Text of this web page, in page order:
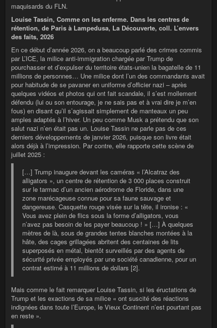
maquisards du FLN.
Louise Tassin, Comme on les enferme. Dans les centres de
rétention, de Paris à Lampedusa, La Découverte, coll. L’envers
des faits, 2026
En ce début d’année 2026, on a beaucoup parlé des crimes commis
par L’ICE, la milice anti-immigration chargée par Trump de
pourchasser et d’expulser du territoire états-unien la bagatelle de 11
millions de personnes… Une milice dont l’un des commandants avait
pour habitude de se pavaner en uniforme d’officier nazi – après
quelques vidéos et photos qui ont fait scandale, il s’est mollement
défendu (lui ou son entourage, je ne sais pas et à vrai dire je m’en
fous) en disant qu’il s’agissait simplement de manteaux un peu
amples adaptés à l’hiver. Un peu comme Musk a prétendu que son
salut nazi n’en était pas un. Louise Tassin ne parle pas de ces
derniers développements de janvier 2026, puisque son livre était
alors déjà à l’impression. Par contre, elle rapporte cette scène de
juillet 2025 :
[…] Trump inaugure devant les caméras « l’Alcatraz des
alligators », un centre de rétention de 3 000 places construit
sur le tarmac d’un ancien aérodrome de Floride, dans une
zone marécageuse connue pour sa faune sauvage et
dangereuse. Casquette rouge visée sur la tête, il ironise : «
Vous avez plein de flics sous la forme d’alligators, vous
n’avez pas besoin de les payer beaucoup ! » […] À quelques
mètres de là, sous de grandes tentes blanches montées à la
hâte, des cages grillagées abritent des centaines de lits
superposés en métal, bientôt surveillés par des agents de
sécurité privée employés par une société canadienne, pour un
contrat estimé à 11 millions de dollars [2].
Mais comme le fait remarquer Louise Tassin, si les éructations de
Trump et les exactions de sa milice « ont suscité des réactions
indignées dans toute l’Europe, le Vieux Continent n’est pourtant pas
en reste ».